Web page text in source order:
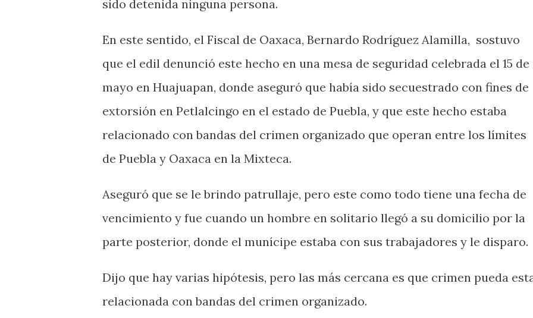
sido detenida ninguna persona.
En este sentido, el Fiscal de Oaxaca, Bernardo Rodríguez Alamilla, sostuvo
que el edil denunció este hecho en una mesa de seguridad celebrada el 15 de
mayo en Huajuapan, donde aseguró que había sido secuestrado con fines de
extorsión en Petlalcingo en el estado de Puebla, y que este hecho estaba
relacionado con bandas del crimen organizado que operan entre los límites
de Puebla y Oaxaca en la Mixteca.
Aseguró que se le brindo patrullaje, pero este como todo tiene una fecha de
vencimiento y fue cuando un hombre en solitario llegó a su domicilio por la
parte posterior, donde el munícipe estaba con sus trabajadores y le disparo.
Dijo que hay varias hipótesis, pero las más cercana es que crimen pueda
relacionada con bandas del crimen organizado.